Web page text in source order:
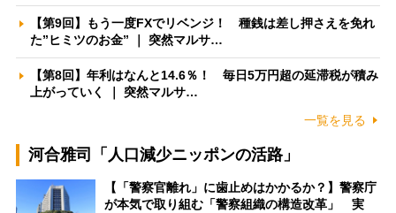
【第9回】もう一度FXでリベンジ！ 種銭は差し押さえを免れ
た”ヒミツのお金” ｜ 突然マルサ…
【第8回】年利はなんと14.6％！ 毎日5万円超の延滞税が積み
上がっていく ｜ 突然マルサ…
一覧を見る
河合雅司「人口減少ニッポンの活路」
【「警察官離れ」に歯止めはかかるか？】警察庁
が本気で取り組む「警察組織の構造改革」 実